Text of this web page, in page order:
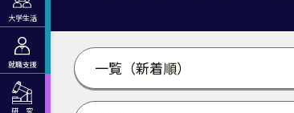
大学生活
就職支援 一覧（新着順）